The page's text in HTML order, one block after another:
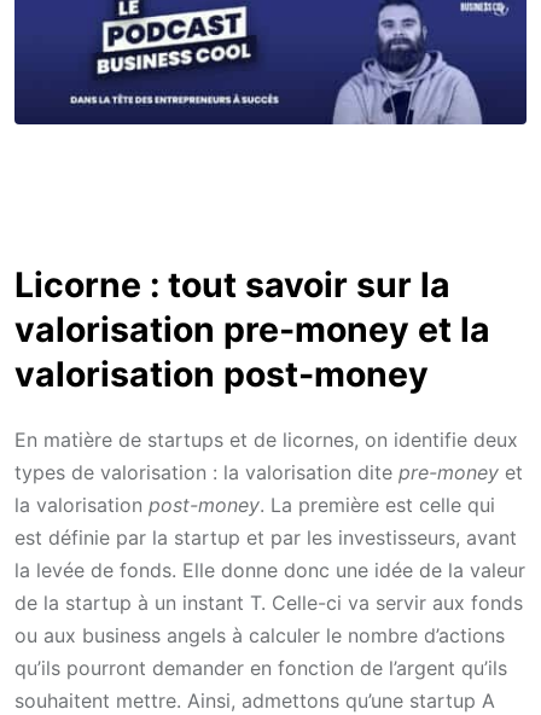
Licorne : tout savoir sur la
valorisation pre-money et la
valorisation post-money
En matière de startups et de licornes, on identifie deux
types de valorisation : la valorisation dite pre-money et
la valorisation post-money. La première est celle qui
est définie par la startup et par les investisseurs, avant
la levée de fonds. Elle donne donc une idée de la valeur
de la startup à un instant T. Celle-ci va servir aux fonds
ou aux business angels à calculer le nombre d’actions
qu’ils pourront demander en fonction de l’argent qu’ils
souhaitent mettre. Ainsi, admettons qu’une startup A